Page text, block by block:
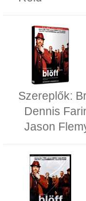
Szereplők:
Dennis
Jason